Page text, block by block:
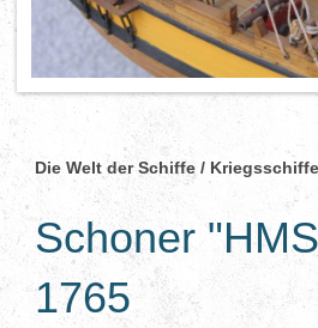
Die Welt der Schiffe / Kriegsschiffe
Schoner
1765